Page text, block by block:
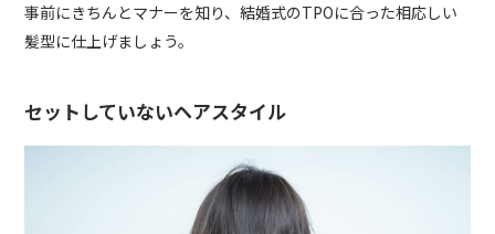
事前にきちんとマナーを知り、結婚式のTPOに合った相応しい
髪型に仕上げましょう。
セットしていないヘアスタイル